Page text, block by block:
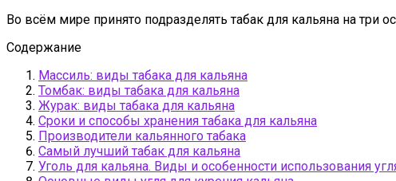
Во всём мире принято подразделять табак для кальяна на три
Содержание
Массиль: виды табака для кальяна
Томбак: виды табака для кальяна
Журак: виды табака для кальяна
Сроки и способы хранения табака для кальяна
Производители кальянного табака
Самый лучший табак для кальяна
Уголь для кальяна. Виды и особенности использования